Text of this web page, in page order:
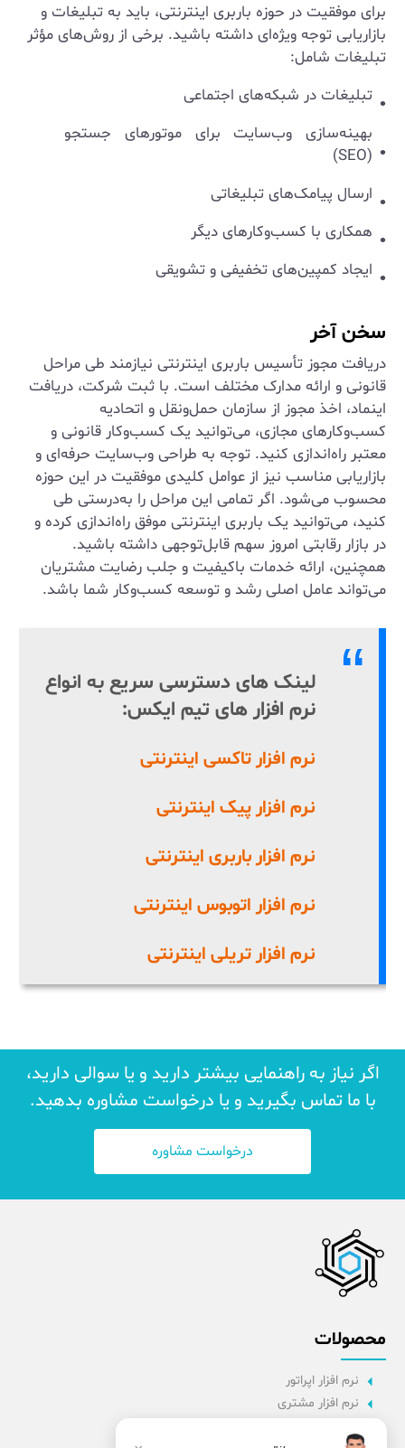
برای موفقیت در حوزه باربری اینترنتی، باید به تبلیغات و
بازاریابی توجه ویژه‌ای داشته باشید. برخی از روش‌های مؤثر
تبلیغات شامل:
تبلیغات در شبکه‌های اجتماعی
بهینه‌سازی وب‌سایت برای موتورهای جستجو
(SEO)
ارسال پیامک‌های تبلیغاتی
همکاری با کسب‌وکارهای دیگر
ایجاد کمپین‌های تخفیفی و تشویقی
سخن آخر
دریافت مجوز تأسیس باربری اینترنتی نیازمند طی مراحل
قانونی و ارائه مدارک مختلف است. با ثبت شرکت، دریافت
اینماد، اخذ مجوز از سازمان حمل‌ونقل و اتحادیه
کسب‌وکارهای مجازی، می‌توانید یک کسب‌وکار قانونی و
معتبر راه‌اندازی کنید. توجه به طراحی وب‌سایت حرفه‌ای و
بازاریابی مناسب نیز از عوامل کلیدی موفقیت در این حوزه
محسوب می‌شود. اگر تمامی این مراحل را به‌درستی طی
کنید، می‌توانید یک باربری اینترنتی موفق راه‌اندازی کرده و
در بازار رقابتی امروز سهم قابل‌توجهی داشته باشید.
همچنین، ارائه خدمات باکیفیت و جلب رضایت مشتریان
می‌تواند عامل اصلی رشد و توسعه کسب‌وکار شما باشد.
لینک های دسترسی سریع به انواع
نرم افزار های تیم ایکس:
نرم افزار تاکسی اینترنتی
نرم افزار پیک اینترنتی
نرم افزار باربری اینترنتی
نرم افزار اتوبوس اینترنتی
نرم افزار تریلی اینترنتی
اگر نیاز به راهنمایی بیشتر دارید و یا سوالی دارید،
با ما تماس بگیرید و یا درخواست مشاوره بدهید.
درخواست مشاوره
محصولات
نرم افزار اپراتور
نرم افزار مشتری